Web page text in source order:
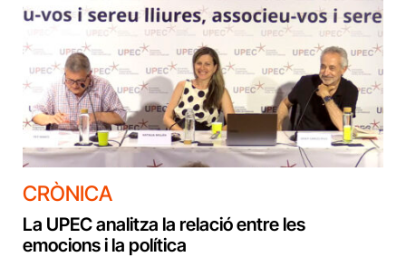
CRÒNICA
La UPEC analitza la relació entre les
emocions i la política